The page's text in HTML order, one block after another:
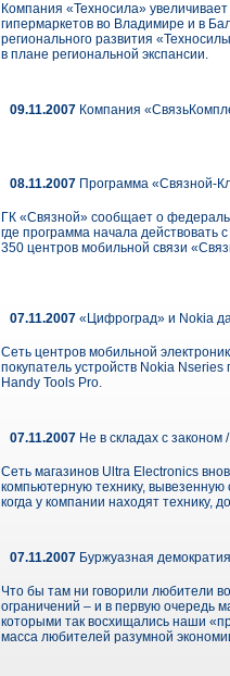
Компания «Техносила»
гипермаркетов во Владимире и в
регионального развития
в плане региональной экспансии.
09.11.2007 Компания
08.11.2007 Программа «Связной-
ГК «Связной» сообщает о
где программа начала
350 центров мобильной связи
07.11.2007 «Цифроград» и Nokia
Сеть центров мобильной
покупатель устройств Nokia
Handy Tools Pro.
07.11.2007 Не в складах с
Сеть магазинов Ultra Electronics
компьютерную технику,
когда у компании находят технику,
07.11.2007 Буржуазная
Что бы там ни говорили любители
ограничений – и в первую очередь
которыми так восхищались наши
масса любителей разумной